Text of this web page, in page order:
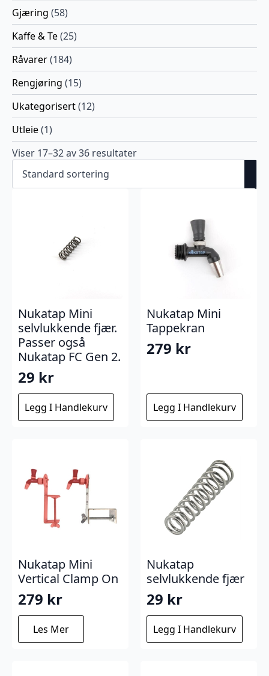
Gjæring (58)
Kaffe & Te(25)
Råvarer(184)
Rengjøring (15)
Ukategorisert(12)
Utleie(1)
Viser 17–32 av 36 resultater
Nukatap Mini
selvlukkende fjær.
Passer også
Nukatap FC Gen 2.
29 kr
Legg I Handlekurv
Nukatap Mini
Tappekran
279 kr
Legg I Handlekurv
Nukatap Mini
Vertical Clamp On
279 kr
Les Mer
Nukatap
selvlukkende fjær
29 kr
Legg I Handlekurv